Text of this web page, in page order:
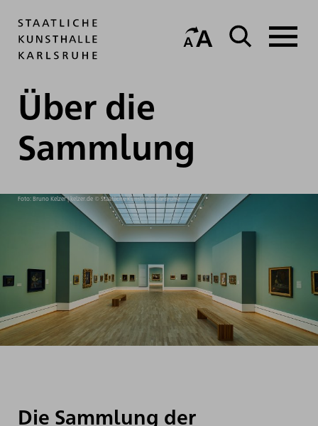
Über die
Sammlung
Foto: Bruno Kelzer | kelzer.de © Staatliche Kunsthalle Karlsruhe
Die Sammlung der